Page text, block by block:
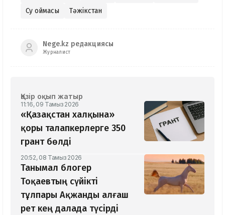
Су қоймасы
Тәжікстан
Nege.kz редакциясы
Журналист
Қазір оқып жатыр
11:16, 09 Тамыз 2026
«Қазақстан халқына»
қоры талапкерлерге 350
грант бөлді
20:52, 08 Тамыз 2026
Танымал блогер
Тоқаевтың сүйікті
тұлпары Ақжанды алғаш
рет кең далада түсірді